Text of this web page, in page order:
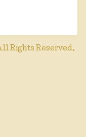
Rights Reserved.